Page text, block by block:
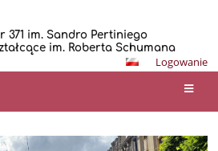
371 im. Sandro Pertiniego
im. Roberta Schumana
Logowanie